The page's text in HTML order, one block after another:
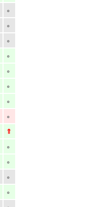
∘
∘
∘
∘
∘
∘
∘
∘
⇑
∘
∘
∘
∘